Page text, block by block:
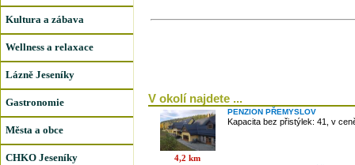
Kultura a zábava
Wellness a relaxace
Lázně Jeseníky
Gastronomie
Města a obce
CHKO Jeseníky
V okolí najdete ...
4,2 km
PENZION PŘEMYSLOV
Kapacita bez přistýlek: 41, v